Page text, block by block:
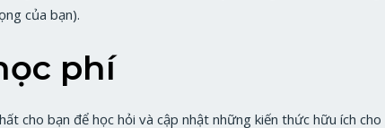
của bạn).
phí
cho bạn để học hỏi và cập nhật những kiến thức hữu ích cho